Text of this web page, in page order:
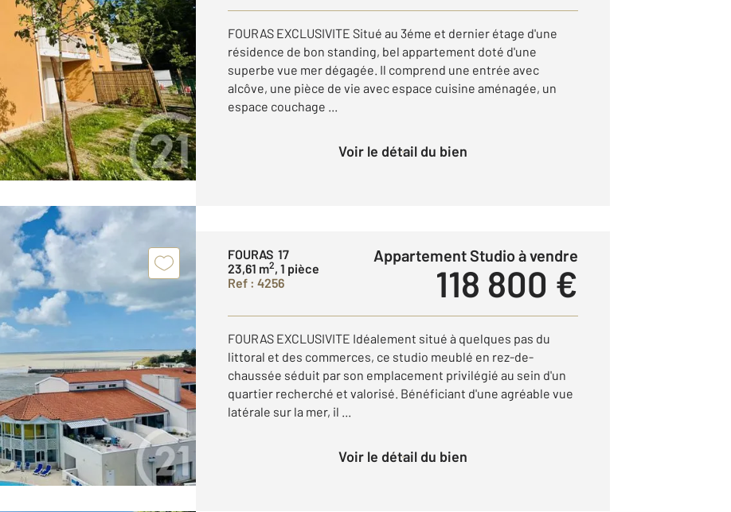
FOURAS EXCLUSIVITE Situé au 3éme et dernier étage d'une
résidence de bon standing, bel appartement doté d'une
superbe vue mer dégagée. Il comprend une entrée avec
alcôve, une pièce de vie avec espace cuisine aménagée, un
espace couchage ...
Voir le détail du bien
FOURAS 17
23,61 m2, 1 pièce
Ref : 4256
Appartement Studio à vendre
118 800 €
FOURAS EXCLUSIVITE Idéalement situé à quelques pas du
littoral et des commerces, ce studio meublé en rez-de-
chaussée séduit par son emplacement privilégié au sein d'un
quartier recherché et valorisé. Bénéficiant d'une agréable vue
latérale sur la mer, il ...
Voir le détail du bien